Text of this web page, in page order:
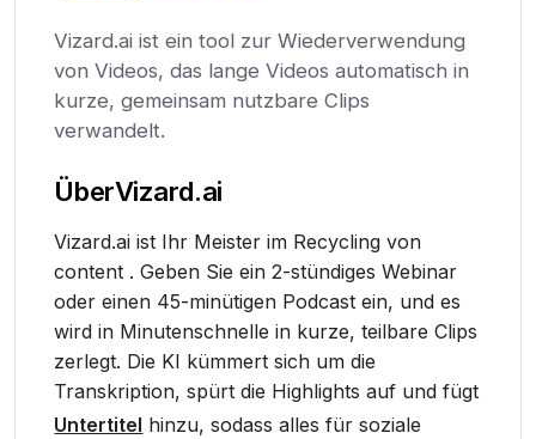
Vizard.ai ist ein tool zur Wiederverwendung
von Videos, das lange Videos automatisch in
kurze, gemeinsam nutzbare Clips
verwandelt.
ÜberVizard.ai
Vizard.ai ist Ihr Meister im Recycling von
content . Geben Sie ein 2-stündiges Webinar
oder einen 45-minütigen Podcast ein, und es
wird in Minutenschnelle in kurze, teilbare Clips
zerlegt. Die KI kümmert sich um die
Transkription, spürt die Highlights auf und fügt
Untertitel hinzu, sodass alles für soziale